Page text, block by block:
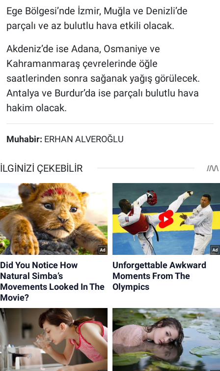
Ege Bölgesi’nde İzmir, Muğla ve Denizli’de
parçalı ve az bulutlu hava etkili olacak.
Akdeniz’de ise Adana, Osmaniye ve
Kahramanmaraş çevrelerinde öğle
saatlerinden sonra sağanak yağış görülecek.
Antalya ve Burdur’da ise parçalı bulutlu hava
hakim olacak.
Muhabir: ERHAN ALVEROĞLU